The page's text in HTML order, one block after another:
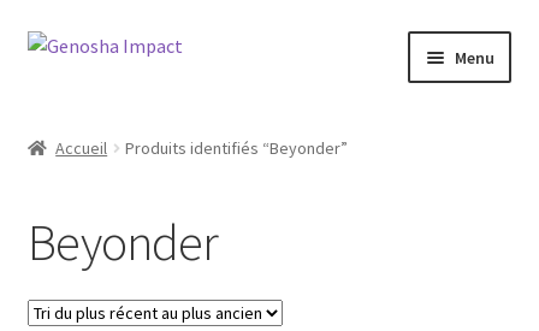
Aller
navigation
Aller
Menu
Checkout
My account
Accueil Produits identifiés “Beyonder”
Beyonder